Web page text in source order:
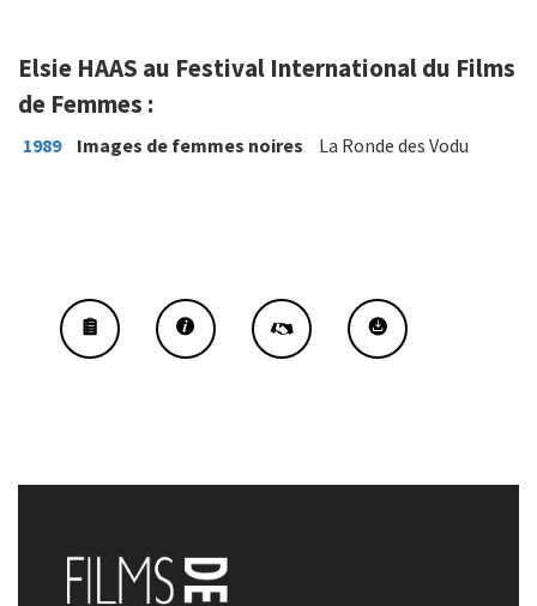
Elsie HAAS au Festival International du Films
de Femmes :
1989 Images de femmes noires La Ronde des Vodu